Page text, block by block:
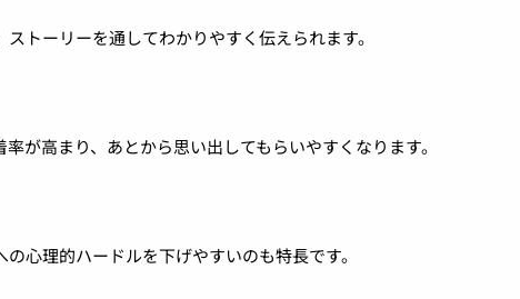
トーリーを通してわかりやすく伝えられます。
が高まり、あとから思い出してもらいやすくなります。
心理的ハードルを下げやすいのも特長です。